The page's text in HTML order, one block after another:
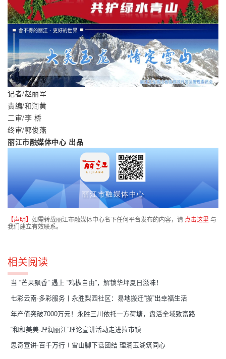
记者/赵丽军
责编/和润黄
二审/李 桥
终审/郭俊燕
丽江市融媒体中心 出品
【声明】 如需转载丽江市融媒体中心名下任何平台发布的内容，请 点击这里 与
我们建立有效联系。
相关阅读
当 “芒果飘香” 遇上 “鸡枞自由”，解锁华坪夏日滋味！
七彩云南·多彩服务丨永胜梨园社区：易地搬迁“搬”出幸福生活
年产值突破7000万元！永胜三川依托一方荷塘，盘活全域致富路
“和和美美·理润丽江”理论宣讲活动走进拉市镇
思奇宣讲·百千万行∣雪山脚下话团结 理润玉湖筑同心